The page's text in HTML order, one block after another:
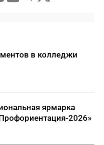
в колледжи
ярмарка
2026»